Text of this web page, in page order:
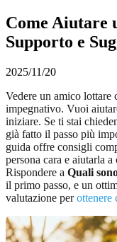
Come Aiutare
Supporto e
2025/11/20
Vedere un amico lottare
impegnativo. Vuoi
iniziare. Se ti stai
già fatto il passo più
guida offre consigli
persona cara e aiutarla
Rispondere a Quali
il primo passo, e un
valutazione perottenere